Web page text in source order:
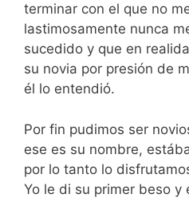
terminar con el que no
lastimosamente nunca
sucedido y que en
su novia por presión de
él lo entendió.
Por fin pudimos ser
ese es su nombre,
por lo tanto lo
Yo le di su primer beso y